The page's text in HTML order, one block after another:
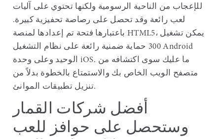
للإعجاب من الناحية الرسومية ولكنها تحتوي على آليات
لعب رائعة وقد تحصل على رصاصة تحفيزية كبيرة.
باعتبارها فتحة تم إعدادها لمنصة HTML5، يمكن تشغيل
300 حماية ضمنية رائعة على نظام التشغيل Android
الوحيد وعلى وحدة iOS. ما عليك سوى اكتشافه من
متصفح الويب الخاص بك والاستمتاع بالخطوة بدلاً من
تنزيل تطبيقات الموانئ.
أفضل شركات القمار
وستحصل على حوافز للعب